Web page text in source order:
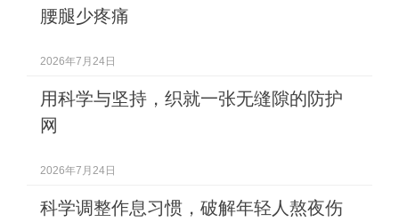
腰腿少疼痛
2026年7月24日
用科学与坚持，织就一张无缝隙的防护
网
2026年7月24日
科学调整作息习惯，破解年轻人熬夜伤